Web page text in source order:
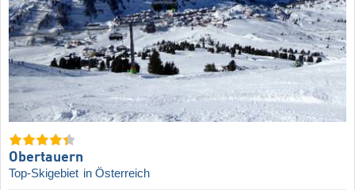
Obertauern
Top-Skigebiet in Österreich